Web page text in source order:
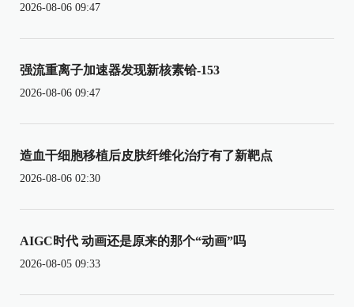
2026-08-06 09:47
强流重离子加速器发现新核素铪-153
2026-08-06 09:47
造血干细胞移植后皮肤纤维化治疗有了新靶点
2026-08-06 02:30
AIGC时代 动画还是原来的那个“动画”吗
2026-08-05 09:33